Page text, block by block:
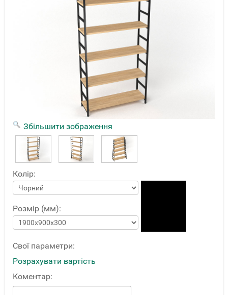
Збільшити зображення
Колір:
Розмір (мм):
Свої параметри:
Розрахувати вартість
Коментар: